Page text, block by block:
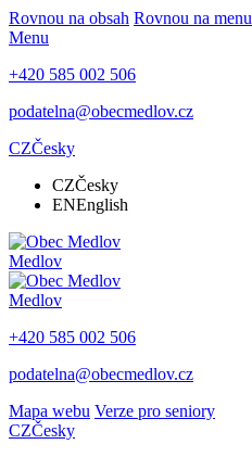
Rovnou na obsah Rovnou na menu
Menu
+420 585 002 506
podatelna@obecmedlov.cz
CZČesky
CZČesky
ENEnglish
Medlov
Medlov
+420 585 002 506
podatelna@obecmedlov.cz
Mapa webu Verze pro seniory
CZČesky